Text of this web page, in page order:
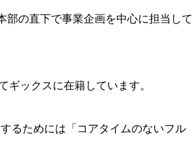
の直下で事業企画を中心に担当して
ックスに在籍しています。
るためには「コアタイムのないフル